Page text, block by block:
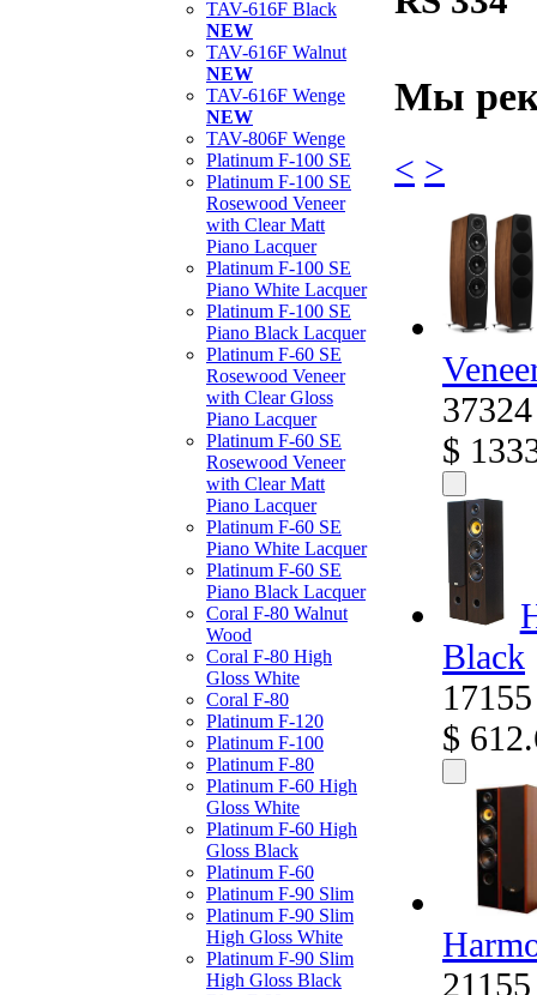
TAV-616F Black
NEW
TAV-616F Walnut
NEW
TAV-616F Wenge
NEW
TAV-806F Wenge
Platinum F-100 SE
Platinum F-100 SE
Rosewood Veneer
with Clear Matt
Piano Lacquer
Platinum F-100 SE
Piano White Lacquer
Platinum F-100 SE
Piano Black Lacquer
Platinum F-60 SE
Rosewood Veneer
with Clear Gloss
Piano Lacquer
Platinum F-60 SE
Rosewood Veneer
with Clear Matt
Piano Lacquer
Platinum F-60 SE
Piano White Lacquer
Platinum F-60 SE
Piano Black Lacquer
Coral F-80 Walnut
Wood
Coral F-80 High
Gloss White
Coral F-80
Platinum F-120
Platinum F-100
Platinum F-80
Platinum F-60 High
Gloss White
Platinum F-60 High
Gloss Black
Platinum F-60
Platinum F-90 Slim
Platinum F-90 Slim
High Gloss White
Platinum F-90 Slim
High Gloss Black
Мы
< >
$
Black
$